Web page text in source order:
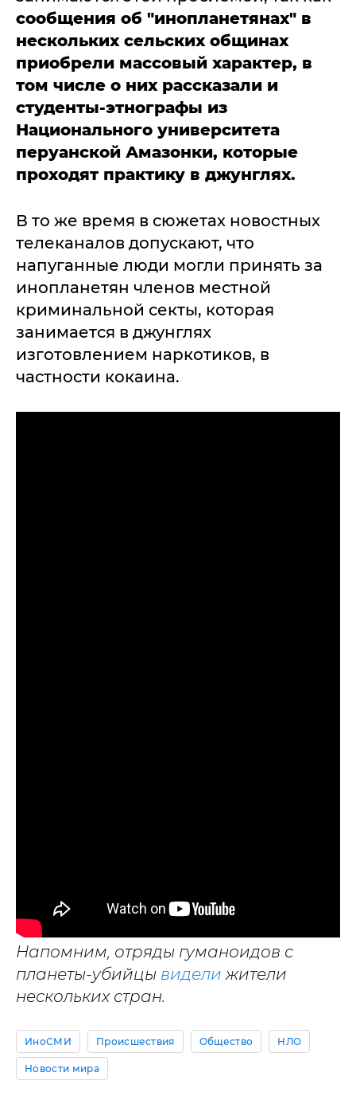
сообщения об "инопланетянах" в
нескольких сельских общинах
приобрели массовый характер, в
том числе о них рассказали и
студенты-этнографы из
Национального университета
перуанской Амазонки, которые
проходят практику в джунглях.
В то же время в сюжетах новостных
телеканалов допускают, что
напуганные люди могли принять за
инопланетян членов местной
криминальной секты, которая
занимается в джунглях
изготовлением наркотиков, в
частности кокаина.
Напомним, отряды гуманоидов с
планеты-убийцы видели жители
нескольких стран.
ИноСМИ Происшествия Общество НЛО
Новости мира